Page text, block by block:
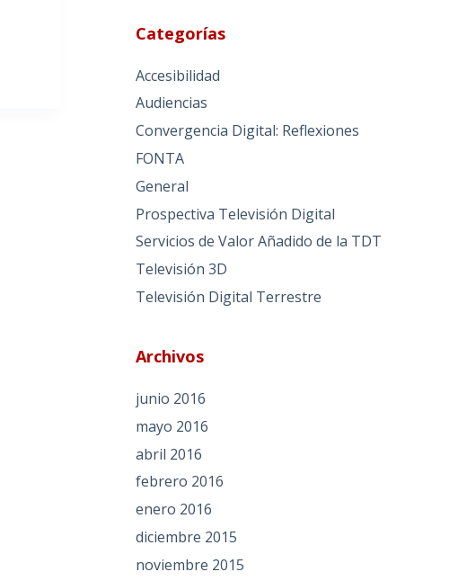
Categorías
Accesibilidad
Audiencias
Convergencia Digital: Reflexiones
FONTA
General
Prospectiva Televisión Digital
Servicios de Valor Añadido de la TDT
Televisión 3D
Televisión Digital Terrestre
Archivos
junio 2016
mayo 2016
abril 2016
febrero 2016
enero 2016
diciembre 2015
noviembre 2015